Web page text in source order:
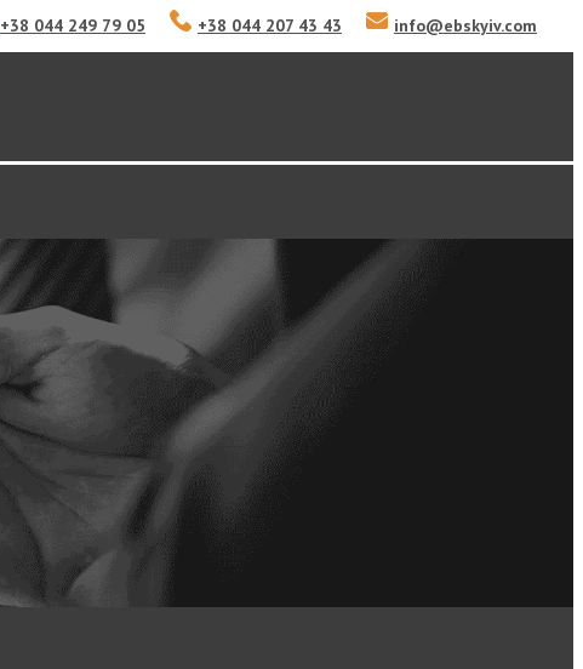
+38 044 249 79 05 +38 044 207 43 43 info@ebskyiv.com